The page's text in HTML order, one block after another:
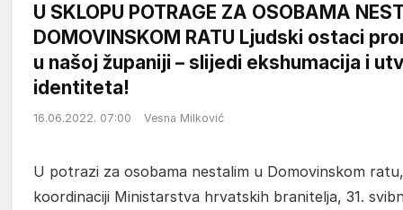
U SKLOPU POTRAGE ZA OSOBAMA
DOMOVINSKOM RATU Ljudski ostaci
u našoj županiji – slijedi ekshumacija i
identiteta!
16.06.2022. 07:00 Vesna Milković
U potrazi za osobama nestalim u Domovinskom
koordinaciji Ministarstva hrvatskih branitelja, 31.